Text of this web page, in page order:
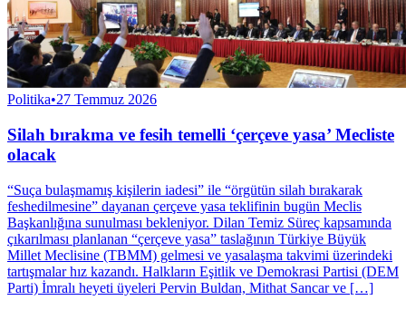
Politika•27 Temmuz 2026
Silah bırakma ve fesih temelli ‘çerçeve yasa’ Mecliste
olacak
“Suça bulaşmamış kişilerin iadesi” ile “örgütün silah bırakarak
feshedilmesine” dayanan çerçeve yasa teklifinin bugün Meclis
Başkanlığına sunulması bekleniyor. Dilan Temiz Süreç kapsamında
çıkarılması planlanan “çerçeve yasa” taslağının Türkiye Büyük
Millet Meclisine (TBMM) gelmesi ve yasalaşma takvimi üzerindeki
tartışmalar hız kazandı. Halkların Eşitlik ve Demokrasi Partisi (DEM
Parti) İmralı heyeti üyeleri Pervin Buldan, Mithat Sancar ve […]